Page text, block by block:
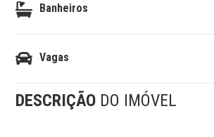
Banheiros
Vagas
DESCRIÇÃO DO IMÓVEL